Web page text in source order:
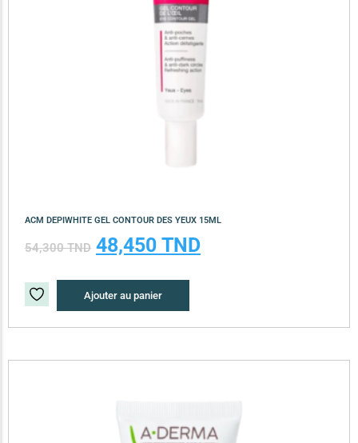
ACM DEPIWHITE GEL CONTOUR DES YEUX 15ML
54,300TND 48,450 TND
Ajouter au panier